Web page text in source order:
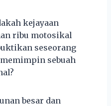
kejayaan
ribu motosikal
seseorang
sebuah
besar dan